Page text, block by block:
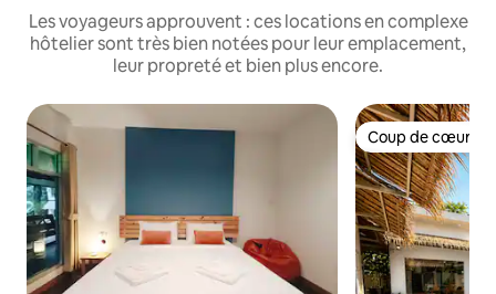
Les voyageurs approuvent : ces locations en complexe
hôtelier sont très bien notées pour leur emplacement,
leur propreté et bien plus encore.
Coup de cœur
Coup de cœur